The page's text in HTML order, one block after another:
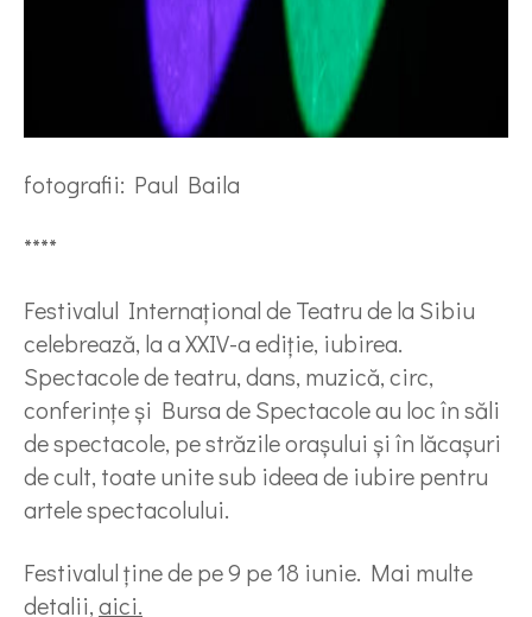
fotografii: Paul Baila
****
Festivalul Internațional de Teatru de la Sibiu
celebrează, la a XXIV-a ediție, iubirea.
Spectacole de teatru, dans, muzică, circ,
conferințe și Bursa de Spectacole au loc în săli
de spectacole, pe străzile orașului și în lăcașuri
de cult, toate unite sub ideea de iubire pentru
artele spectacolului.
Festivalul ține de pe 9 pe 18 iunie. Mai multe
detalii,aici.